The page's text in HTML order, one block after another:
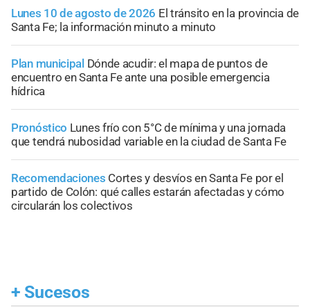
Lunes 10 de agosto de 2026 El tránsito en la provincia de
Santa Fe; la información minuto a minuto
Plan municipal Dónde acudir: el mapa de puntos de
encuentro en Santa Fe ante una posible emergencia
hídrica
Pronóstico Lunes frío con 5°C de mínima y una jornada
que tendrá nubosidad variable en la ciudad de Santa Fe
Recomendaciones Cortes y desvíos en Santa Fe por el
partido de Colón: qué calles estarán afectadas y cómo
circularán los colectivos
+ Sucesos